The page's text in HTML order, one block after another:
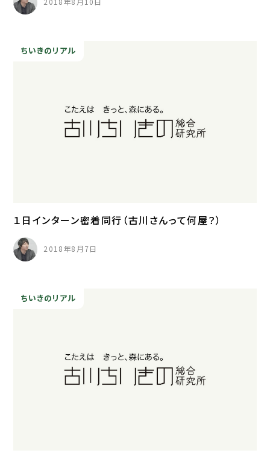
ちいきのリアル
１日インターン密着同行（古川さんって何屋？）
2018年8月7日
ちいきのリアル